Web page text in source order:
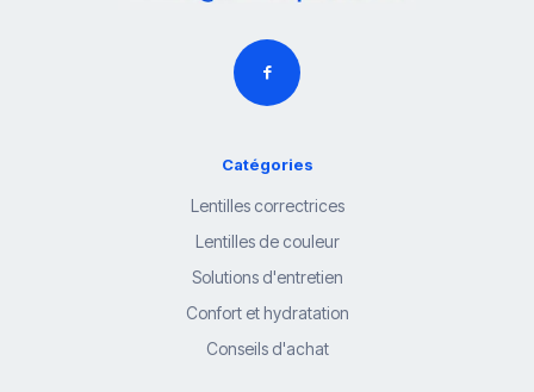
Catégories
Lentilles correctrices
Lentilles de couleur
Solutions d'entretien
Confort et hydratation
Conseils d'achat